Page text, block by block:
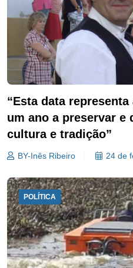
“Esta data
um ano a preservar e
cultura e tradição”
BY-Inês Ribeiro 24 de
POLÍTICA